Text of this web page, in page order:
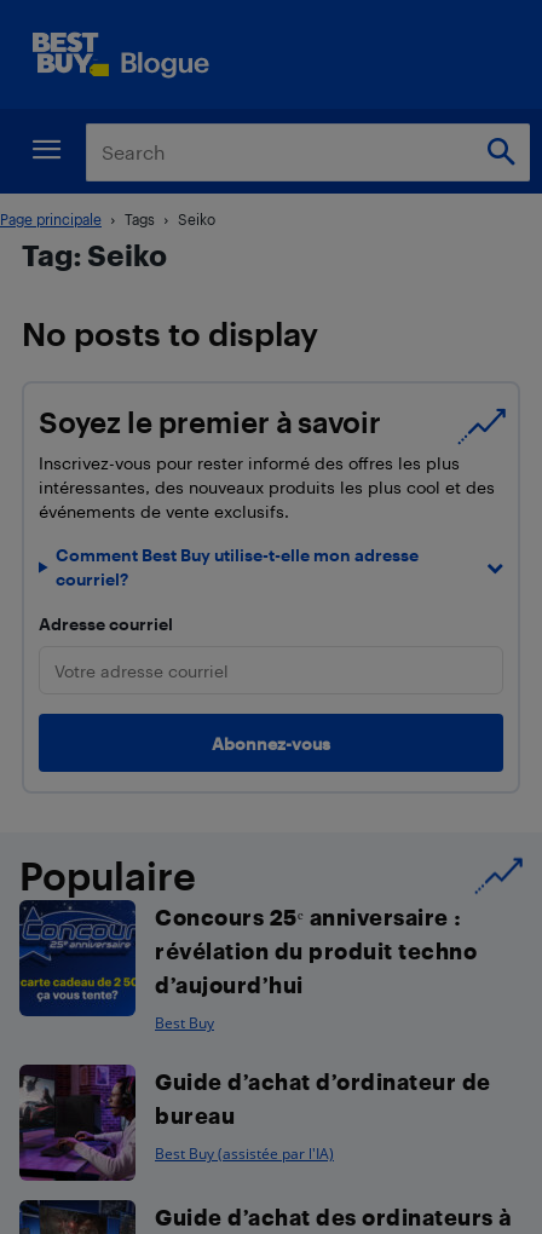
Page principale Tags Seiko
Tag: Seiko
No posts to display
Soyez le premier à savoir
Inscrivez-vous pour rester informé des offres les plus
intéressantes, des nouveaux produits les plus cool et des
événements de vente exclusifs.
Comment Best Buy utilise-t-elle mon adresse
courriel?
Adresse courriel
Populaire
Concours 25ᵉ anniversaire :
révélation du produit techno
d’aujourd’hui
Best Buy
Guide d’achat d’ordinateur de
bureau
Best Buy (assistée par l'IA)
Guide d’achat des ordinateurs à